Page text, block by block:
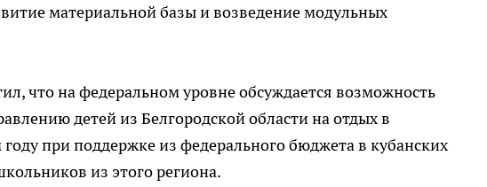
материальной базы и возведение модульных
что на федеральном уровне обсуждается возможность
детей из Белгородской области на отдых в
при поддержке из федерального бюджета в кубанских
из этого региона.